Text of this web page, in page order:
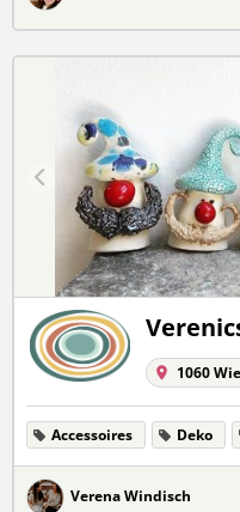
1060
Accessoires Deko
Verena Windisch